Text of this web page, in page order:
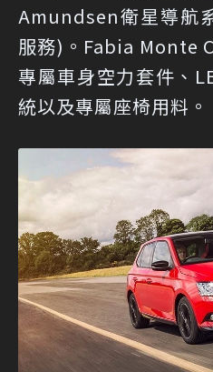
Amundsen衛星導航
服務)。Fabia Monte
專屬車身空力套件、
統以及專屬座椅用料。